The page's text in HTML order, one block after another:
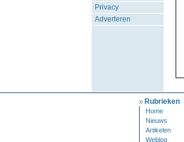
Privacy
Adverteren
Rubrieken
Home
Nieuws
Artikelen
Weblog